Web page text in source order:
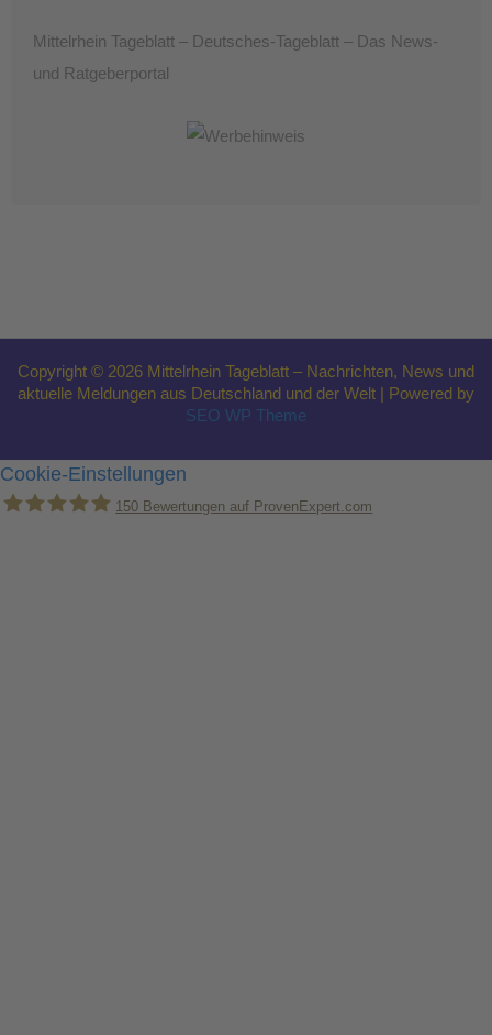
Mittelrhein Tageblatt – Deutsches-Tageblatt – Das News-
und Ratgeberportal
Copyright © 2026 Mittelrhein Tageblatt – Nachrichten, News und
aktuelle Meldungen aus Deutschland und der Welt | Powered by
SEO WP Theme
Cookie-Einstellungen
150 Bewertungen auf ProvenExpert.com